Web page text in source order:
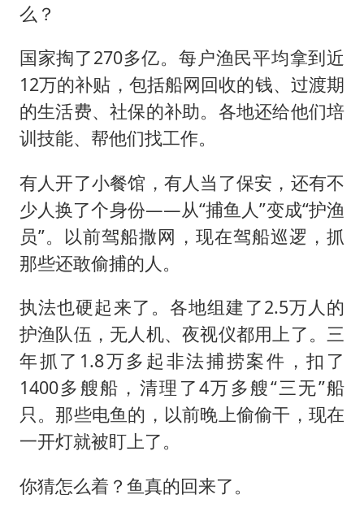
么？
国家掏了270多亿。每户渔民平均拿到近
12万的补贴，包括船网回收的钱、过渡期
的生活费、社保的补助。各地还给他们培
训技能、帮他们找工作。
有人开了小餐馆，有人当了保安，还有不
少人换了个身份——从“捕鱼人”变成“护渔
员”。以前驾船撒网，现在驾船巡逻，抓
那些还敢偷捕的人。
执法也硬起来了。各地组建了2.5万人的
护渔队伍，无人机、夜视仪都用上了。三
年抓了1.8万多起非法捕捞案件，扣了
1400多艘船，清理了4万多艘“三无”船
只。那些电鱼的，以前晚上偷偷干，现在
一开灯就被盯上了。
你猜怎么着？鱼真的回来了。